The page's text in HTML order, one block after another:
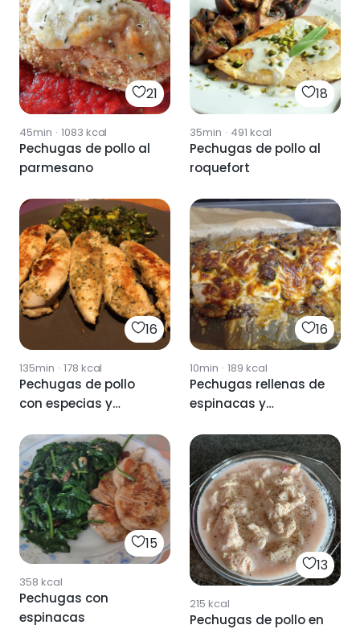
21
45min · 1083 kcal
Pechugas de pollo al
parmesano
18
35min · 491 kcal
Pechugas de pollo al
roquefort
16
135min · 178 kcal
Pechugas de pollo
con especias y
16
10min · 189 kcal
Pechugas rellenas de
espinacas y
15
358 kcal
Pechugas con
espinacas
13
215 kcal
Pechugas de pollo en